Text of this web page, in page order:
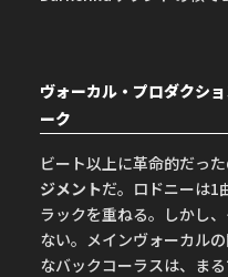
ヴォーカル・プロダクシ
ーク
ビート以上に革命的だっ
ジメントだ。ロドニーは1
ラックを重ねる。しかし
ない。メインヴォーカル
なバックコーラスは、ま